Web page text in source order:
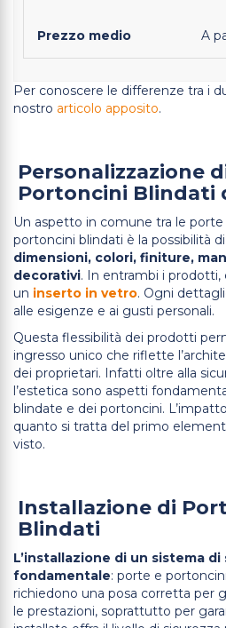
Prezzo medio A
Per conoscere le differenze tra i
nostro articolo apposito.
Personalizzazione
Portoncini Blindati
Un aspetto in comune tra le
portoncini blindati è la possibilità di
dimensioni, colori, finiture,
decorativi. In entrambi i prodotti,
un inserto in vetro. Ogni
alle esigenze e ai gusti personali.
Questa flessibilità dei prodotti
ingresso unico che riflette
dei proprietari. Infatti oltre alla
l’estetica sono aspetti
blindate e dei portoncini.
quanto si tratta del primo
visto.
Installazione di
Blindati
L’installazione di un sistema
fondamentale: porte e
richiedono una posa corretta per
le prestazioni, soprattutto per